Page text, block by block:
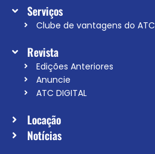
Serviços
Clube de vantagens do ATC
Revista
Edições Anteriores
Anuncie
ATC DIGITAL
Locação
Notícias